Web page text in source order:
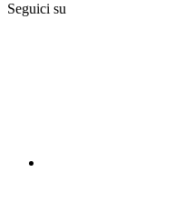
Seguici su